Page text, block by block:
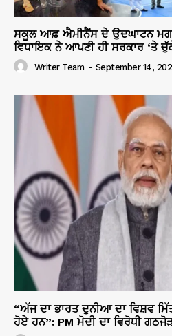
ਸਕੂਲ ਆਫ਼ ਐਮੀਨੈਂਸ ਦੇ ਉਦਘਾਟਨ
ਵਿਧਾਇਕ ਨੇ ਆਪਣੀ ਹੀ ਸਰਕਾਰ ‘ਤੇ
Writer Team - September 14,
“ਅੱਜ ਦਾ ਭਾਰਤ ਦੁਨੀਆ ਦਾ ਵਿਸ਼ਵ
ਹੋਏ ਹਨ”: PM ਮੋਦੀ ਦਾ ਵਿਰੋਧੀ